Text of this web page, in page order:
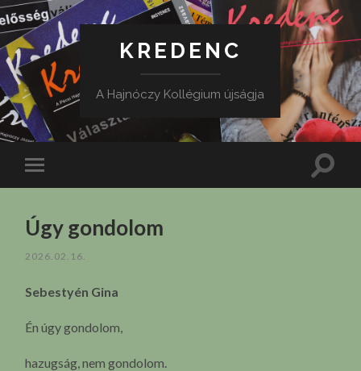
KREDENC
A Hajnóczy Kollégium újságja
Toggle
mobile
Toggle
Úgy gondolom
2026.02.16.
Sebestyén Gina
Én úgy gondolom,
hazugság, nem gondolom.